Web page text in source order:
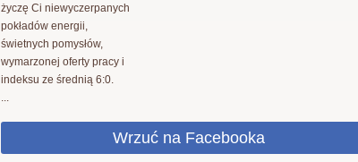
życzę Ci niewyczerpanych
pokładów energii,
świetnych pomysłów,
wymarzonej oferty pracy i
indeksu ze średnią 6:0.
...